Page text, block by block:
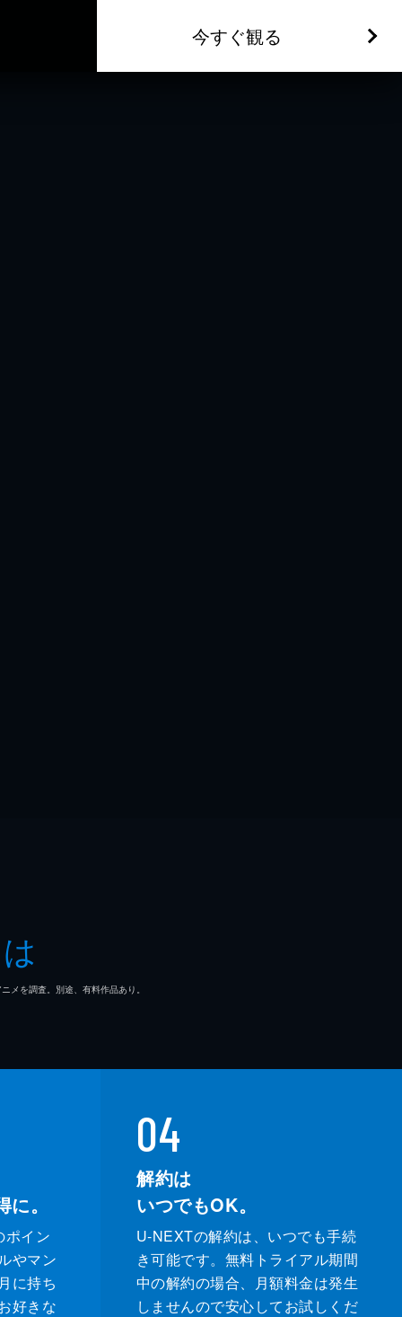
今すぐ観る
を調査。別途、有料作品あり。
。
ポイン
やマン
に持ち
好きな
04
解約は
いつでもOK。
U-NEXTの解約は、いつでも手続
き可能です。無料トライアル期間
中の解約の場合、月額料金は発生
しませんので安心してお試しくだ